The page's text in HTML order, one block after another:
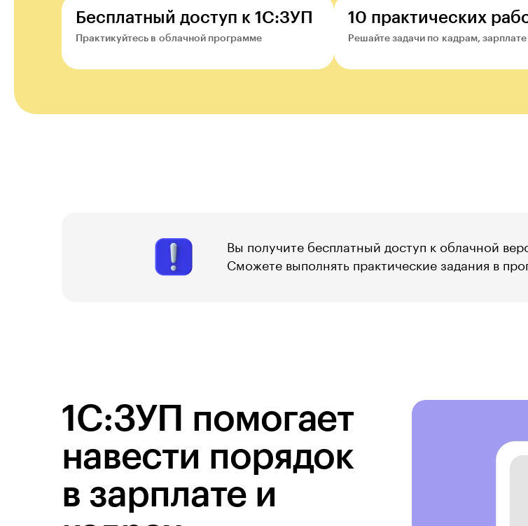
Бесплатный доступ к 1С:ЗУП
Практикуйтесь в облачной программе
10 практических
Решайте задачи по кадрам,
Вы получите бесплатный доступ к облачной
Сможете выполнять практические задания в
1С:ЗУП помогает
навести порядок
в зарплате и